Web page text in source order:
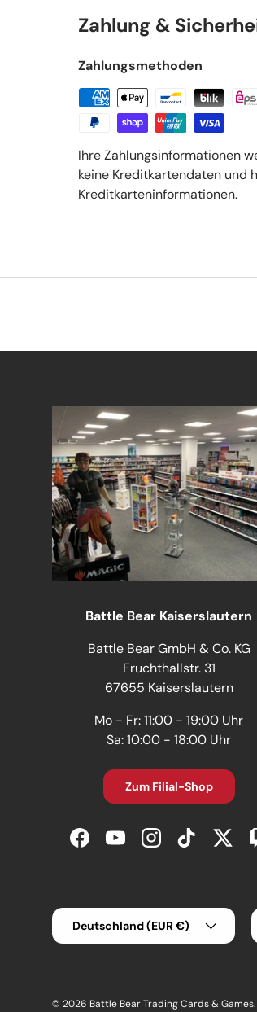
Zahlung &
Zahlungsmethoden
Ihre Zahlungsinformationen
keine Kreditkartendaten und
Kreditkarteninformationen.
Battle Bear Kaiserslautern
Battle Bear GmbH & Co. KG
Fruchthallstr. 31
67655 Kaiserslautern
Mo - Fr: 11:00 - 19:00 Uhr
Sa: 10:00 - 18:00 Uhr
Zum Filial-Shop
FacebookYouTubeInstagramTikTok
Land/Region
Deutschland (EUR €)
© 2026 Battle Bear Trading Cards & Games.